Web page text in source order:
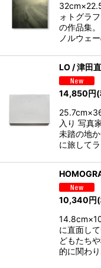
ォトグラ
の作品集
ノルウェ
LO / 津田
14,850円
入り 写真
未踏の地
に旅して
10,340円
に直面し
どもたち
的に関わ